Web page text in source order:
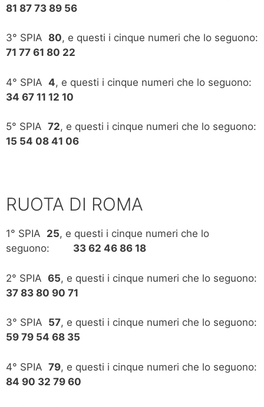
81 87 73 89 56
3° SPIA 80, e questi i cinque numeri che lo seguono:
71 77 61 80 22
4° SPIA 4, e questi i cinque numeri che lo seguono:
34 67 11 12 10
5° SPIA 72, e questi i cinque numeri che lo seguono:
15 54 08 41 06
RUOTA DI ROMA
1° SPIA 25, e questi i cinque numeri che lo
seguono: 33 62 46 86 18
2° SPIA 65, e questi i cinque numeri che lo seguono:
37 83 80 90 71
3° SPIA 57, e questi i cinque numeri che lo seguono:
59 79 54 68 35
4° SPIA 79, e questi i cinque numeri che lo seguono:
84 90 32 79 60